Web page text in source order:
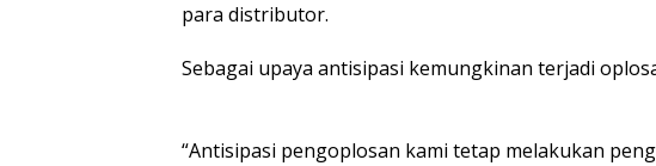
para distributor.
Sebagai upaya antisipasi kemungkinan terjadi
“Antisipasi pengoplosan kami tetap melakukan